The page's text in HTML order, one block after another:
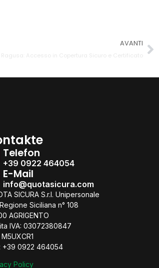
AVANTI
Accesso in Copertura Sicuro e Certificato
Telefon
+39 0922 464054
E-Mail
info@quotasicura.com
SICURA S.r.l. Unipersonale
Siciliana n° 108
AGRIGENTO
IVA: 03072380847
M5UXCR1
‪+39 0922 464054
Policy